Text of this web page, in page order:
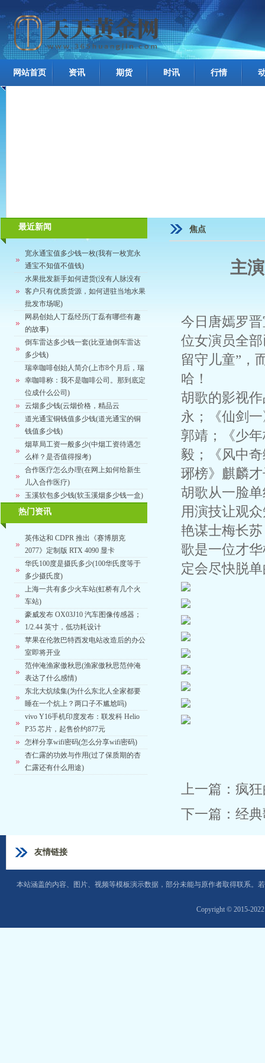
网站首页 资讯 期货 时讯 行情
最近新闻
宽永通宝值多少钱一枚(我有一枚宽永
通宝不知值不值钱)
水果批发新手如何进货(没有人脉没有
客户只有优质货源，如何进驻当地水果
批发市场呢)
网易创始人丁磊经历(丁磊有哪些有趣
的故事)
倒车雷达多少钱一套(比亚迪倒车雷达
多少钱)
瑞幸咖啡创始人简介(上市8个月后，瑞
幸咖啡称：我不是咖啡公司。那到底定
位成什么公司)
云烟多少钱(云烟价格，精品云
道光通宝铜钱值多少钱(道光通宝的铜
钱值多少钱)
烟草局工资一般多少(中烟工资待遇怎
么样？是否值得报考)
合作医疗怎么办理(在网上如何给新生
儿入合作医疗)
玉溪软包多少钱(软玉溪烟多少钱一盒)
热门资讯
英伟达和 CDPR 推出《赛博朋克
2077》定制版 RTX 4090 显卡
华氏100度是摄氏多少(100华氏度等于
多少摄氏度)
上海一共有多少火车站(虹桥有几个火
车站)
豪威发布 OX03J10 汽车图像传感器；
1/2.44 英寸，低功耗设计
苹果在伦敦巴特西发电站改造后的办公
室即将开业
范仲淹渔家傲秋思(渔家傲秋思范仲淹
表达了什么感情)
东北大炕续集(为什么东北人全家都要
睡在一个炕上？两口子不尴尬吗)
vivo Y16手机印度发布：联发科 Helio
P35 芯片，起售价约877元
怎样分享wifi密码(怎么分享wifi密码)
杏仁露的功效与作用(过了保质期的杏
仁露还有什么用途)
焦点
主
今日唐嫣罗
位女演员全
留守儿童”，
哈！
胡歌的影视
永；《仙剑
郭靖；《少
毅；《风中
琊榜》麒麟
胡歌从一脸
用演技让观
艳谋士梅长
歌是一位才
定会尽快脱
上一篇： 疯
下一篇： 经
友情链接
本站涵盖的内容、图片、视频等模板演示数据，部分未能与原作者取得联系。
Copyright © 2015-